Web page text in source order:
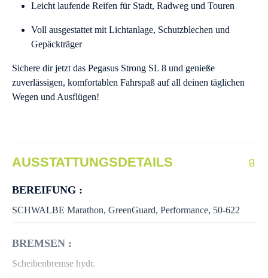
Leicht laufende Reifen für Stadt, Radweg und Touren
Voll ausgestattet mit Lichtanlage, Schutzblechen und
Gepäckträger
Sichere dir jetzt das Pegasus Strong SL 8 und genieße
zuverlässigen, komfortablen Fahrspaß auf all deinen täglichen
Wegen und Ausflügen!
AUSSTATTUNGSDETAILS
BEREIFUNG :
SCHWALBE Marathon, GreenGuard, Performance, 50-622
BREMSEN :
Scheibenbremse hydr.